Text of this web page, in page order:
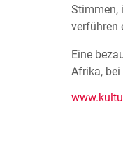
Stimmen,
verführen
Eine
Afrika,